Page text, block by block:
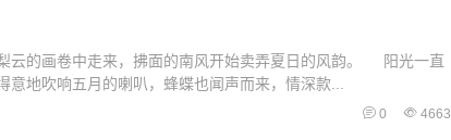
画卷中走来，拂面的南风开始卖弄夏日的风韵。 阳光一直
地吹响五月的喇叭，蜂蝶也闻声而来，情深款...
0 4663